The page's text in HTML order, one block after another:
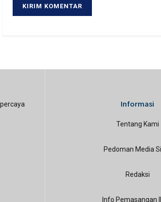
Informasi
Tentang Kami
Pedoman Media
Redaksi
Info Pemasangan